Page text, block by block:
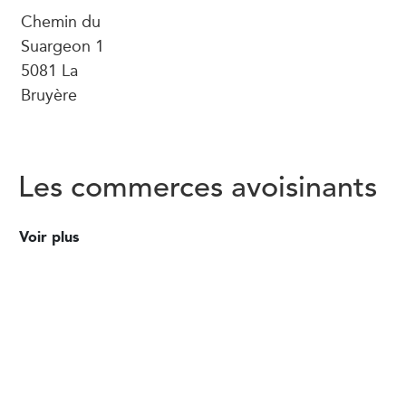
Chemin du
Suargeon 1
5081 La
Bruyère
Les commerces avoisinants
Voir plus